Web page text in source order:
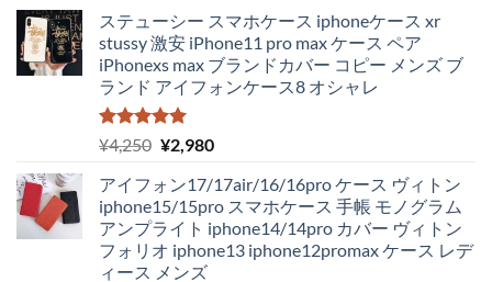
ステューシー スマホケース iphoneケース xr
stussy 激安 iPhone11 pro max ケース ペア
iPhonexs max ブランドカバー コピー メンズ ブ
ランド アイフォンケース8 オシャレ
5段階中
5.00
の評価
¥4,250 元
価
格
は
¥4,250
¥2,980現
の
価
格
は
アイフォン17/17air/16/16pro ケース ヴィトン
iphone15/15pro スマホケース 手帳 モノグラム
アンプライト iphone14/14pro カバー ヴィトン
フォリオ iphone13 iphone12promax ケース レデ
ィース メンズ